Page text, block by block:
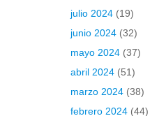
julio 2024 (19)
junio 2024 (32)
mayo 2024 (37)
abril 2024 (51)
marzo 2024 (38)
febrero 2024 (44)